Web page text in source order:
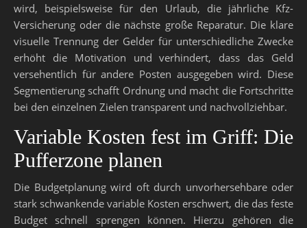
wird, beispielsweise für den Urlaub, die jährliche Kfz-
Versicherung oder die nächste große Reparatur. Die klare
visuelle Trennung der Gelder für unterschiedliche Zwecke
erhöht die Motivation und verhindert, dass das Geld
versehentlich für andere Posten ausgegeben wird. Diese
Segmentierung schafft Ordnung und macht die Fortschritte
bei den einzelnen Zielen transparent und nachvollziehbar.
Variable Kosten fest im Griff: Die
Pufferzone planen
Die Budgetplanung wird oft durch unvorhersehbare oder
stark schwankende variable Kosten erschwert, die das feste
Budget schnell sprengen können. Hierzu gehören die